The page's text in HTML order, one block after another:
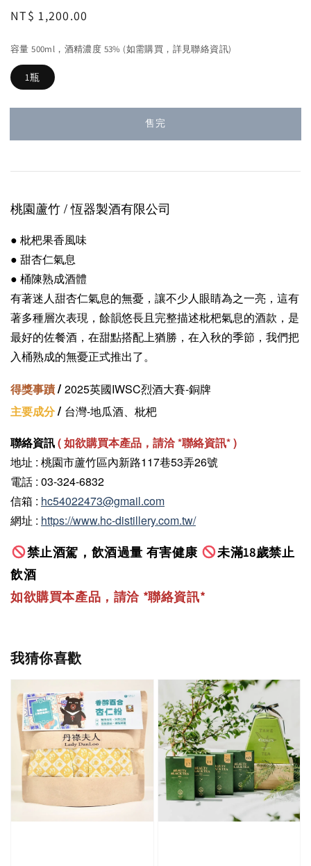
Regular
NT$ 1,200.00
容量 500ml，酒精濃度 53% (如需購買，詳見聯絡資訊)
1瓶
售完
桃園蘆竹 / 恆器製酒有限公司
● 枇杷果香風味
● 甜杏仁氣息
● 桶陳熟成酒體
有著迷人甜杏仁氣息的無憂，讓不少人眼睛為之一亮，這有
著多種層次表現，餘韻悠長且完整描述枇杷氣息的酒款，是
最好的佐餐酒，在甜點搭配上猶勝，在入秋的季節，我們把
入桶熟成的無憂正式推出了。
得獎事蹟/ 2025英國IWSC烈酒大賽-銅牌
主要成分/ 台灣-地瓜酒、枇杷
聯絡資訊(如欲購買本產品，請洽 *聯絡資訊* )
地址 : 桃園市蘆竹區內新路117巷53弄26號
電話 : 03-324-6832
信箱 : hc54022473@gmail.com
網址 : https://www.hc-distillery.com.tw/
禁止酒駕，飲酒過量 有害健康
未滿18歲禁止
飲酒
如欲購買本產品，請洽 *聯絡資訊*
我猜你喜歡